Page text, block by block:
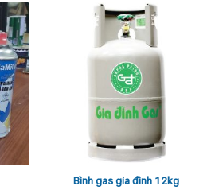
Bình gas gia đình 12kg